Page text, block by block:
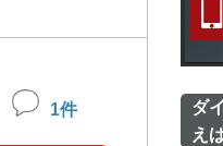
1件
ダ
え